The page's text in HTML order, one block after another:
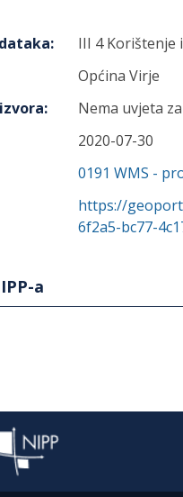
:
III 4 Korištenje
Općina Virje
:
Nema uvjeta
2020-07-30
0191 WMS -
https://
6f2a5-bc77-
a